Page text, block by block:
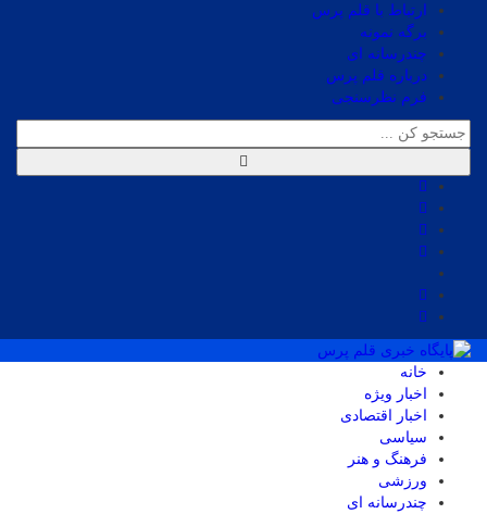
ارتباط با قلم پرس
برگه نمونه
چندرسانه ای
درباره قلم پرس
فرم نظرسنجی
خانه
اخبار ویژه
اخبار اقتصادی
سیاسی
فرهنگ و هنر
ورزشی
چندرسانه ای